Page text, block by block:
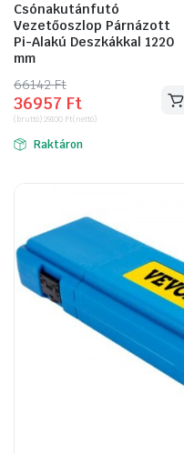
Csónakutánfutó
Vezetőoszlop Párnázott
Pi-Alakú Deszkákkal 1220
mm
66142Ft
Original
price
was:
66142 Ft.
36957 Ft
Current
price
is:
36957 Ft.
(bruttó)29100 Ft(nettó)
Raktáron